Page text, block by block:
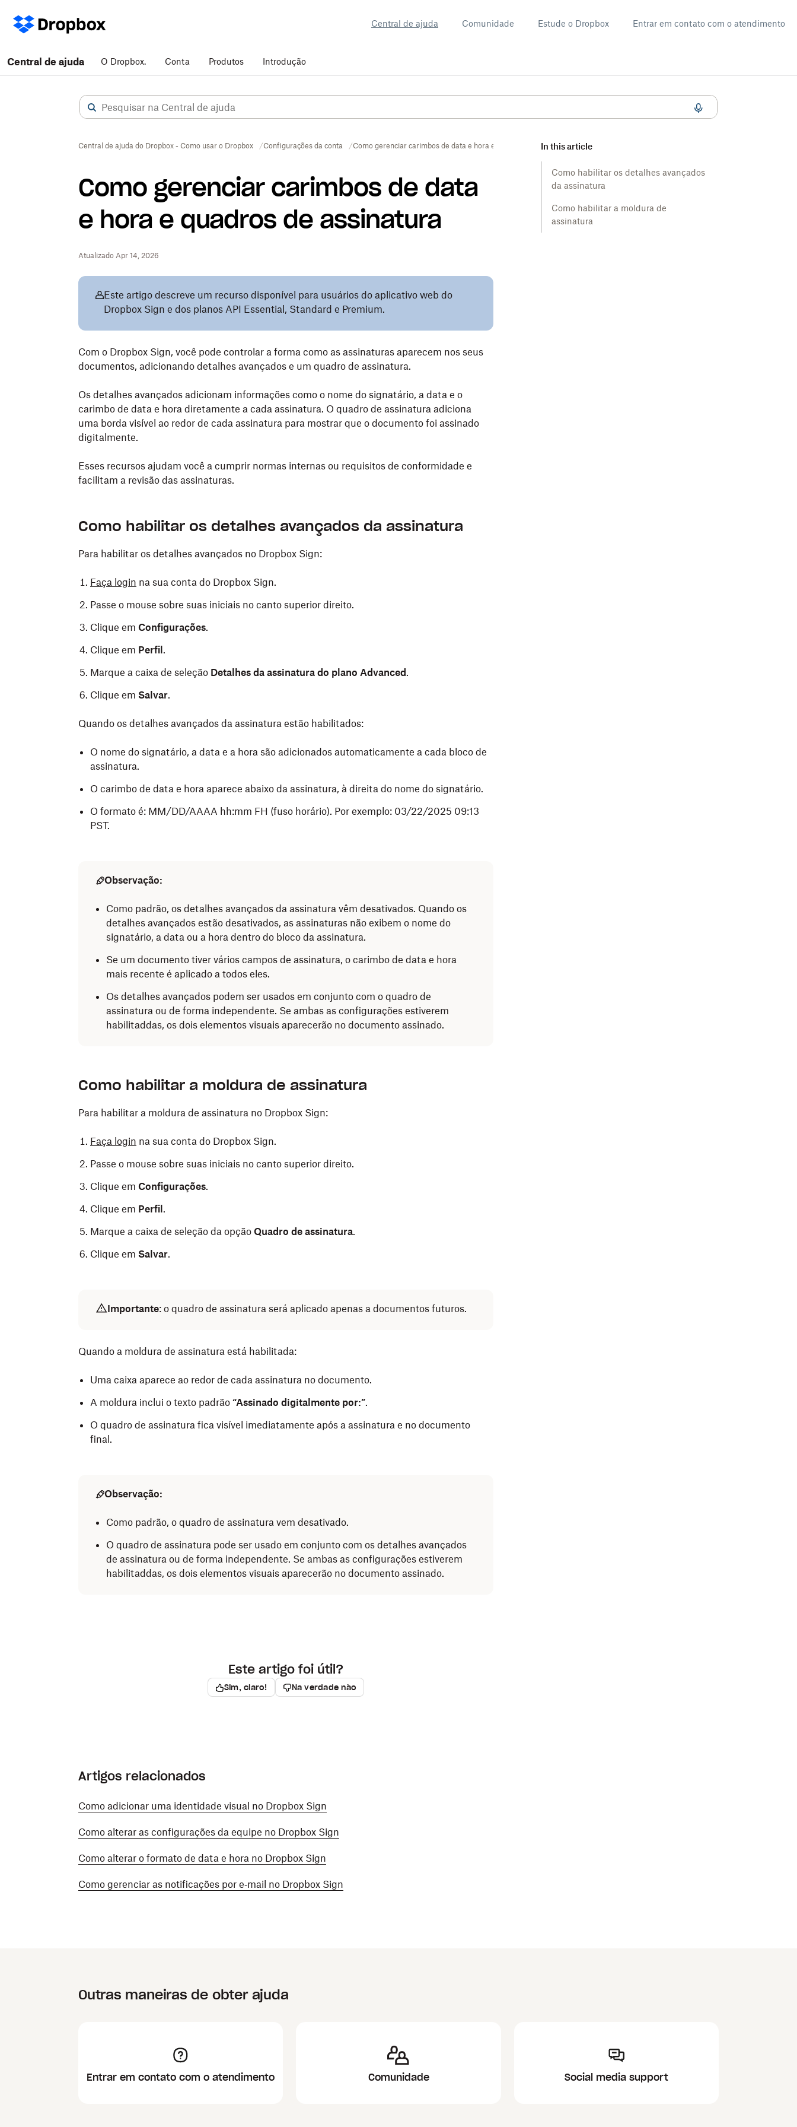
Central de ajuda Comunidade Estude o Dropbox Entrar em contato com o atendimento
Central de ajuda O Dropbox. Conta Produtos Introdução
Central de ajuda do Dropbox - Como usar o Dropbox Configurações da conta Como gerenciar carimbos de data e hora e quadros de assinatura
Como gerenciar carimbos de data
e hora e quadros de assinatura
Atualizado Apr 14, 2026
In this article
Como habilitar os detalhes avançados
da assinatura
Como habilitar a moldura de
assinatura
Este artigo descreve um recurso disponível para usuários do aplicativo web do
Dropbox Sign e dos planos API Essential, Standard e Premium.
Com o Dropbox Sign, você pode controlar a forma como as assinaturas aparecem nos seus
documentos, adicionando detalhes avançados e um quadro de assinatura.
Os detalhes avançados adicionam informações como o nome do signatário, a data e o
carimbo de data e hora diretamente a cada assinatura. O quadro de assinatura adiciona
uma borda visível ao redor de cada assinatura para mostrar que o documento foi assinado
digitalmente.
Esses recursos ajudam você a cumprir normas internas ou requisitos de conformidade e
facilitam a revisão das assinaturas.
Como habilitar os detalhes avançados da assinatura
Para habilitar os detalhes avançados no Dropbox Sign:
Faça login na sua conta do Dropbox Sign.
Passe o mouse sobre suas iniciais no canto superior direito.
Clique em Configurações.
Clique em Perfil .
Marque a caixa de seleção Detalhes da assinatura do plano Advanced .
Clique em Salvar.
Quando os detalhes avançados da assinatura estão habilitados:
O nome do signatário, a data e a hora são adicionados automaticamente a cada bloco de
assinatura.
O carimbo de data e hora aparece abaixo da assinatura, à direita do nome do signatário.
O formato é: MM/DD/AAAA hh:mm FH (fuso horário). Por exemplo: 03/22/2025 09:13
PST.
Observação:
Como padrão, os detalhes avançados da assinatura vêm desativados. Quando os
detalhes avançados estão desativados, as assinaturas não exibem o nome do
signatário, a data ou a hora dentro do bloco da assinatura.
Se um documento tiver vários campos de assinatura, o carimbo de data e hora
mais recente é aplicado a todos eles.
Os detalhes avançados podem ser usados em conjunto com o quadro de
assinatura ou de forma independente. Se ambas as configurações estiverem
habilitaddas, os dois elementos visuais aparecerão no documento assinado.
Como habilitar a moldura de assinatura
Para habilitar a moldura de assinatura no Dropbox Sign:
Faça login na sua conta do Dropbox Sign.
Passe o mouse sobre suas iniciais no canto superior direito.
Clique em Configurações.
Clique em Perfil .
Marque a caixa de seleção da opção Quadro de assinatura.
Clique em Salvar.
Importante: o quadro de assinatura será aplicado apenas a documentos futuros.
Quando a moldura de assinatura está habilitada:
Uma caixa aparece ao redor de cada assinatura no documento.
A moldura inclui o texto padrão “Assinado digitalmente por:”.
O quadro de assinatura fica visível imediatamente após a assinatura e no documento
final.
Observação:
Como padrão, o quadro de assinatura vem desativado.
O quadro de assinatura pode ser usado em conjunto com os detalhes avançados
de assinatura ou de forma independente. Se ambas as configurações estiverem
habilitaddas, os dois elementos visuais aparecerão no documento assinado.
Este artigo foi útil?
Sim, claro! Na verdade não
Artigos relacionados
Como adicionar uma identidade visual no Dropbox Sign
Como alterar as configurações da equipe no Dropbox Sign
Como alterar o formato de data e hora no Dropbox Sign
Como gerenciar as notificações por e‑mail no Dropbox Sign
Outras maneiras de obter ajuda
Entrar em contato com o atendimento Comunidade Social media support